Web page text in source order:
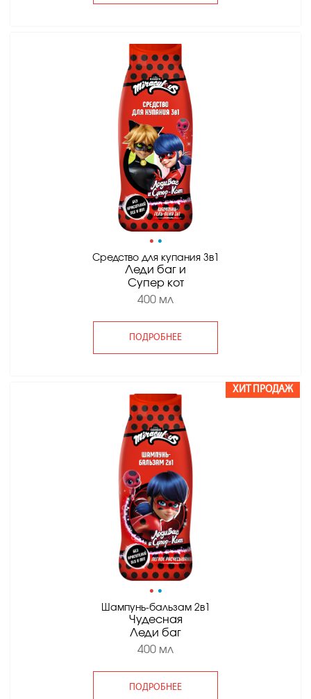
• •
Средство для купания 3в1
Леди баг и
Супер кот
400 мл
ПОДРОБНЕЕ
• •
Шампунь-бальзам 2в1
Чудесная
Леди баг
400 мл
ПОДРОБНЕЕ
ХИТ ПРОДАЖ